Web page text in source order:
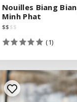
Nouilles Biang
Minh Phat
$$ $$
(1)
Nouilles Biang
Minh Phat
$$ $$
(1)